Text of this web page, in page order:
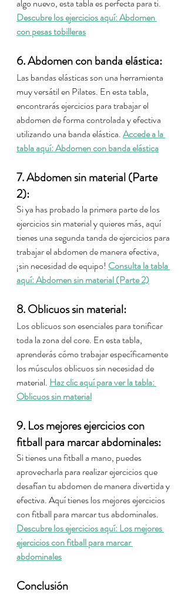
algo nuevo, esta tabla es perfecta para ti.
Descubre los ejercicios aquí: Abdomen
con pesas tobilleras
6. Abdomen con banda elástica:
Las bandas elásticas son una herramienta
muy versátil en Pilates. En esta tabla,
encontrarás ejercicios para trabajar el
abdomen de forma controlada y efectiva
utilizando una banda elástica. Accede a la
tabla aquí: Abdomen con banda elástica
7. Abdomen sin material (Parte
2):
Si ya has probado la primera parte de los
ejercicios sin material y quieres más, aquí
tienes una segunda tanda de ejercicios para
trabajar el abdomen de manera efectiva,
¡sin necesidad de equipo! Consulta la tabla
aquí: Abdomen sin material (Parte 2)
8. Oblicuos sin material:
Los oblicuos son esenciales para tonificar
toda la zona del core. En esta tabla,
aprenderás cómo trabajar específicamente
los músculos oblicuos sin necesidad de
material. Haz clic aquí para ver la tabla:
Oblicuos sin material
9. Los mejores ejercicios con
fitball para marcar abdominales:
Si tienes una fitball a mano, puedes
aprovecharla para realizar ejercicios que
desafían tu abdomen de manera divertida y
efectiva. Aquí tienes los mejores ejercicios
con fitball para marcar tus abdominales.
Descubre los ejercicios aquí: Los mejores
ejercicios con fitball para marcar
abdominales
Conclusión